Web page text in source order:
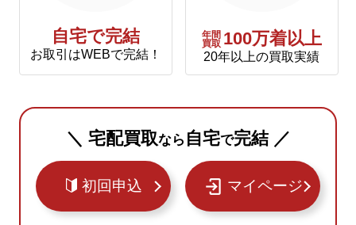
自宅で完結
お取引はWEBで完結！
年間
買取 100万着以上
20年以上の買取実績
＼ 宅配買取なら 自宅で完結 ／
初回申込 マイページ